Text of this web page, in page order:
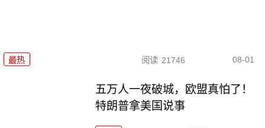
最热 阅读 21746 08-01
五万人一夜破城，欧盟真怕了！
特朗普拿美国说事